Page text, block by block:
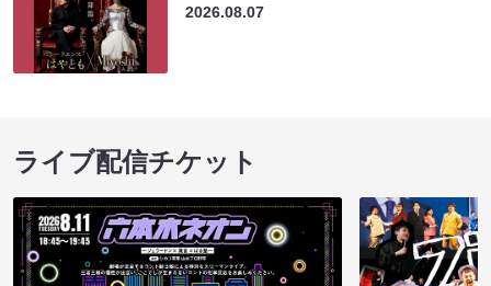
2026.08.07
ライブ配信チケット